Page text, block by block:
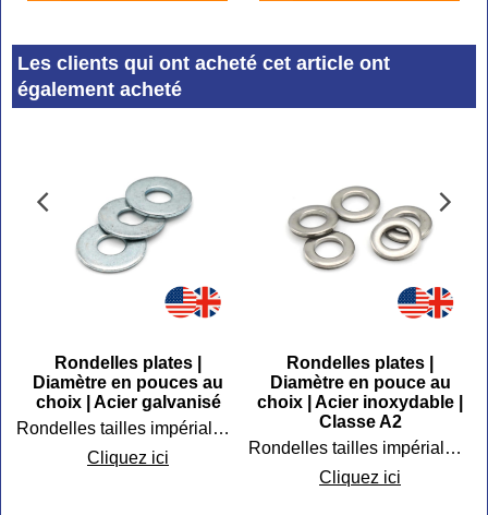
Les clients qui ont acheté cet article ont
également acheté
Rondelles plates |
Diamètre en pouces au
choix | Acier galvanisé
Rondelles tailles impériales acier galvanisé
Cliquez ici
Rondelles plates |
Diamètre en pouce au
choix | Acier inoxydable |
Classe A2
Rondelles tailles impériales inox
Cliquez ici